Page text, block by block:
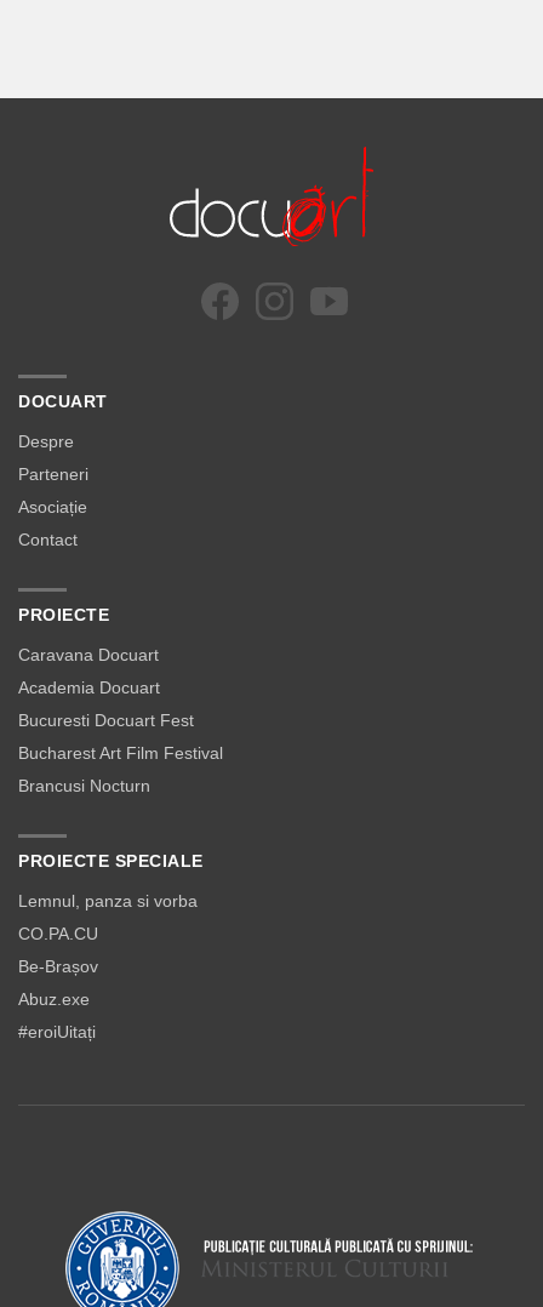
DOCUART
Despre
Parteneri
Asociație
Contact
PROIECTE
Caravana Docuart
Academia Docuart
Bucuresti Docuart Fest
Bucharest Art Film Festival
Brancusi Nocturn
PROIECTE SPECIALE
Lemnul, panza si vorba
CO.PA.CU
Be-Brașov
Abuz.exe
#eroiUitați